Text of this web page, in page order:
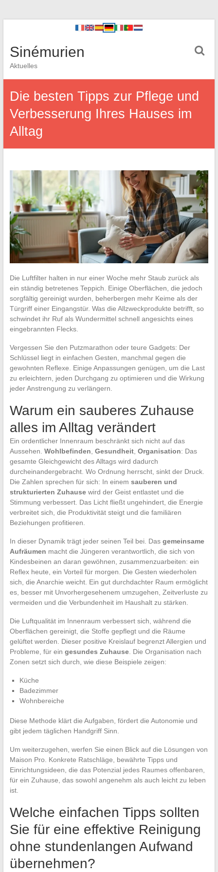
Sinémurien
Aktuelles
Die besten Tipps zur Pflege und
Verbesserung Ihres Hauses im
Alltag
Die Luftfilter halten in nur einer Woche mehr Staub zurück als
ein ständig betretenes Teppich. Einige Oberflächen, die jedoch
sorgfältig gereinigt wurden, beherbergen mehr Keime als der
Türgriff einer Eingangstür. Was die Allzweckprodukte betrifft, so
schwindet ihr Ruf als Wundermittel schnell angesichts eines
eingebrannten Flecks.
Vergessen Sie den Putzmarathon oder teure Gadgets: Der
Schlüssel liegt in einfachen Gesten, manchmal gegen die
gewohnten Reflexe. Einige Anpassungen genügen, um die Last
zu erleichtern, jeden Durchgang zu optimieren und die Wirkung
jeder Anstrengung zu verlängern.
Warum ein sauberes Zuhause
alles im Alltag verändert
Ein ordentlicher Innenraum beschränkt sich nicht auf das
Aussehen. Wohlbefinden Gesundheit, Organisation: Das
gesamte Gleichgewicht des Alltags wird dadurch
durcheinandergebracht. Wo Ordnung herrscht, sinkt der Druck.
Die Zahlen sprechen für sich: In einem sauberen und
strukturierten Zuhausewird der Geist entlastet und die
Stimmung verbessert. Das Licht fließt ungehindert, die Energie
verbreitet sich, die Produktivität steigt und die familiären
Beziehungen profitieren.
In dieser Dynamik trägt jeder seinen Teil bei. Das gemeinsame
Aufräumen macht die Jüngeren verantwortlich, die sich von
Kindesbeinen an daran gewöhnen, zusammenzuarbeiten: ein
Reflex heute, ein Vorteil für morgen. Die Gesten wiederholen
sich, die Anarchie weicht. Ein gut durchdachter Raum ermöglicht
es, besser mit Unvorhergesehenem umzugehen, Zeitverluste zu
vermeiden und die Verbundenheit im Haushalt zu stärken.
Die Luftqualität im Innenraum verbessert sich, während die
Oberflächen gereinigt, die Stoffe gepflegt und die Räume
gelüftet werden. Dieser positive Kreislauf begrenzt Allergien und
Probleme, für ein gesundes Zuhause. Die Organisation nach
Zonen setzt sich durch, wie diese Beispiele zeigen:
Küche
Badezimmer
Wohnbereiche
Diese Methode klärt die Aufgaben, fördert die Autonomie und
gibt jedem täglichen Handgriff Sinn.
Um weiterzugehen, werfen Sie einen Blick auf die Lösungen von
Maison Pro. Konkrete Ratschläge, bewährte Tipps und
Einrichtungsideen, die das Potenzial jedes Raumes offenbaren,
für ein Zuhause, das sowohl angenehm als auch leicht zu leben
ist.
Welche einfachen Tipps sollten
Sie für eine effektive Reinigung
ohne stundenlangen Aufwand
übernehmen?